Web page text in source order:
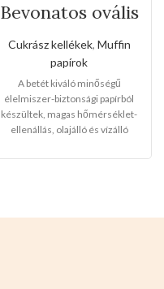
Bevonatos ovális
muffinokhoz(50d
b-os)
Cukrász kellékek, Muffin
papírok
A betét kiváló minőségű
élelmiszer-biztonsági papírból
készültek, magas hőmérséklet-
ellenállás, olajálló és vízálló
többcélú, tökéletes torták,